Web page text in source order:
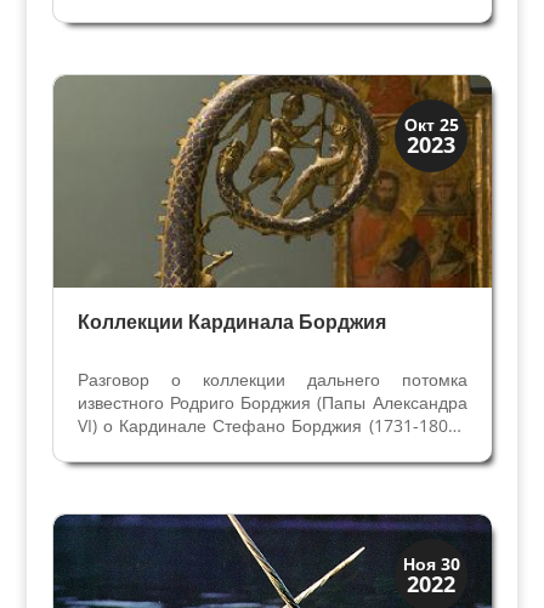
культура эпохи Возрождения. В книге
Бальдассар Кастильоне...
Окт 25
2023
Искусство
Коллекции знати
Коллекции Кардинала Борджия
Разговор о коллекции дальнего потомка
известного Родриго Борджия (Папы Александра
VI) о Кардинале Стефано Борджия (1731-1804).
февраля 1787 года. Веллетри благоприятно
только на...
Ноя 30
2022
Искусство
Коллекции знати